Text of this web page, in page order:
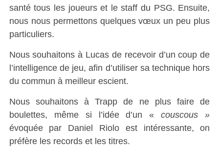
santé tous les joueurs et le staff du PSG. Ensuite,
nous nous permettons quelques vœux un peu plus
particuliers.
Nous souhaitons à Lucas de recevoir d’un coup de
l’intelligence de jeu, afin d’utiliser sa technique hors
du commun à meilleur escient.
Nous souhaitons à Trapp de ne plus faire de
boulettes, même si l’idée d’un «couscous »
évoquée par Daniel Riolo est intéressante, on
préfère les records et les titres.